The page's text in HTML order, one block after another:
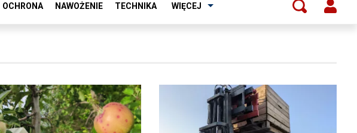
OCHRONA NAWOŻENIE TECHNIKA WIĘCEJ